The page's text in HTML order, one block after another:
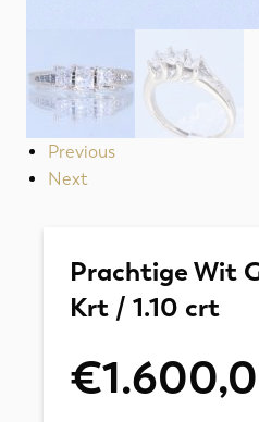
Previous
Next
Prachtige Wit
Krt / 1.10 crt
€